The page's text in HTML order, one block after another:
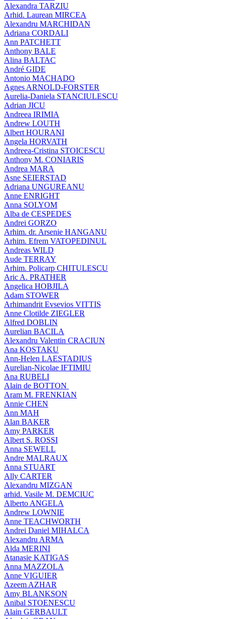
Alexandra TARZIU
Arhid. Laurean MIRCEA
Alexandru MARCHIDAN
Adriana CORDALI
Ann PATCHETT
Anthony BALE
Alina BALTAC
André GIDE
Antonio MACHADO
Agnes ARNOLD-FORSTER
Aurelia-Daniela STANCIULESCU
Adrian JICU
Andreea IRIMIA
Andrew LOUTH
Albert HOURANI
Angela HORVATH
Andreea-Cristina STOICESCU
Anthony M. CONIARIS
Andrea MARA
Asne SEIERSTAD
Adriana UNGUREANU
Anne ENRIGHT
Anna SOLYOM
Alba de CESPEDES
Andrei GORZO
Arhim. dr. Arsenie HANGANU
Arhim. Efrem VATOPEDINUL
Andreas WILD
Aude TERRAY
Arhim. Policarp CHITULESCU
Aric A. PRATHER
Angelica HOBJILA
Adam STOWER
Arhimandrit Evsevios VITTIS
Anne Clotilde ZIEGLER
Alfred DOBLIN
Aurelian BACILA
Alexandru Valentin CRACIUN
Ana KOSTAKU
Ann-Helen LAESTADIUS
Aurelian-Nicolae IFTIMIU
Ana RUBELI
Alain de BOTTON
Aram Μ. FRENKIAN
Annie CHEN
Ann MAH
Alan BAKER
Amy PARKER
Albert S. ROSSI
Anna SEWELL
Andre MALRAUX
Anna STUART
Ally CARTER
Alexandru MIZGAN
arhid. Vasile M. DEMCIUC
Alberto ANGELA
Andrew LOWNIE
Anne TEACHWORTH
Andrei Daniel MIHALCA
Alexandru ARMA
Alda MERINI
Atanasie KATIGAS
Anna MAZZOLA
Anne VIGUIER
Azeem AZHAR
Amy BLANKSON
Anibal STOENESCU
Alain GERBAULT